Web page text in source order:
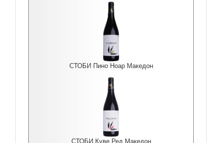
СТОБИ Пино Ноар Македон
СТОБИ Куве Ред Македон